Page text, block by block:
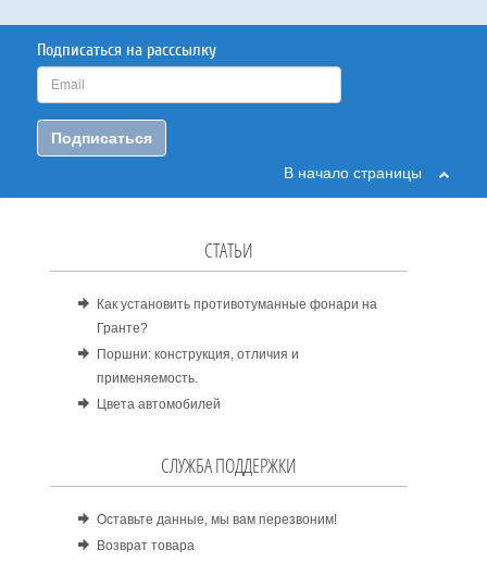
Подписаться на расссылку
Подписаться
В начало страницы
СТАТЬИ
Как установить противотуманные фонари на
Гранте?
Поршни: конструкция, отличия и
применяемость.
Цвета автомобилей
СЛУЖБА ПОДДЕРЖКИ
Оставьте данные, мы вам перезвоним!
Возврат товара